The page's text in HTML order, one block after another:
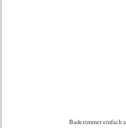
Badezimmer einfach